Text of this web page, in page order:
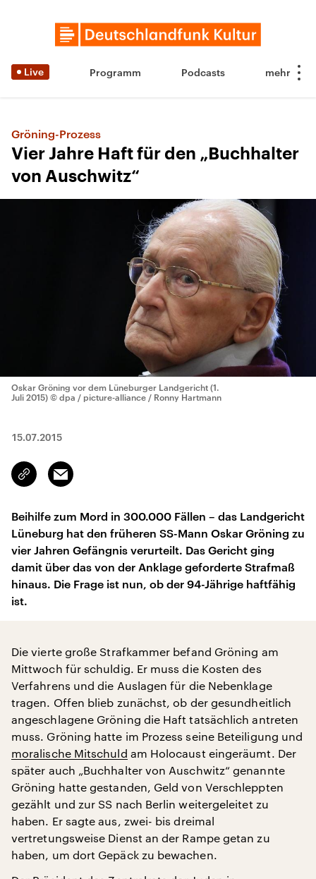
Live Programm Podcasts
Gröning-Prozess
Vier Jahre Haft für den „Buchhalter
von Auschwitz“
Oskar Gröning vor dem Lüneburger Landgericht (1.
Juli 2015) © dpa / picture-alliance / Ronny Hartmann
15.07.2015
Link
kopieren/teilen
Email
Beihilfe zum Mord in 300.000 Fällen – das Landgericht
Lüneburg hat den früheren SS-Mann Oskar Gröning zu
vier Jahren Gefängnis verurteilt. Das Gericht ging
damit über das von der Anklage geforderte Strafmaß
hinaus. Die Frage ist nun, ob der 94-Jährige haftfähig
ist.
Die vierte große Strafkammer befand Gröning am
Mittwoch für schuldig. Er muss die Kosten des
Verfahrens und die Auslagen für die Nebenklage
tragen. Offen blieb zunächst, ob der gesundheitlich
angeschlagene Gröning die Haft tatsächlich antreten
muss. Gröning hatte im Prozess seine Beteiligung und
moralische Mitschuld am Holocaust eingeräumt. Der
später auch „Buchhalter von Auschwitz“ genannte
Gröning hatte gestanden, Geld von Verschleppten
gezählt und zur SS nach Berlin weitergeleitet zu
haben. Er sagte aus, zwei- bis dreimal
vertretungsweise Dienst an der Rampe getan zu
haben, um dort Gepäck zu bewachen.